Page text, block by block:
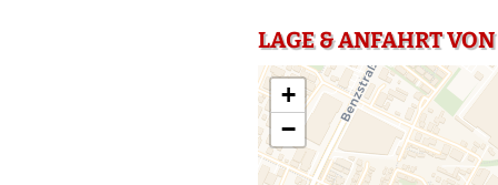
LAGE & ANFAHRT
+
−